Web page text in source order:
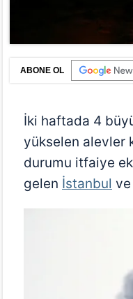
ABONE OL
İki haftada 4
yükselen alevler
durumu itfaiye
gelen İstanbul ve